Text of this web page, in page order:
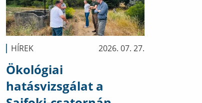
HÍREK 2026. 07. 27.
Ökológiai
hatásvizsgálat a